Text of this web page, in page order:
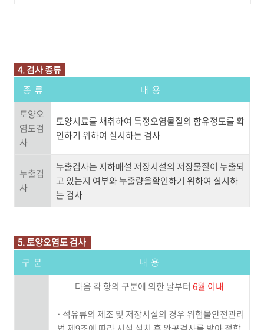
4. 검사 종류
종 류
내 용
토양오
염도검
사
토양시료를 채취하여 특정오염물질의 함유정도를 확
인하기 위하여 실시하는 검사
누출검
사
누출검사는 지하매설 저장시설의 저장물질이 누출되
고 있는지 여부와 누출량을확인하기 위하여 실시하
는 검사
5. 토양오염도 검사
구 분
내 용
다음 각 항의 구분에 의한 날부터 6월 이내
ㆍ석유류의 제조 및 저장시설의 경우 위험물안전관리